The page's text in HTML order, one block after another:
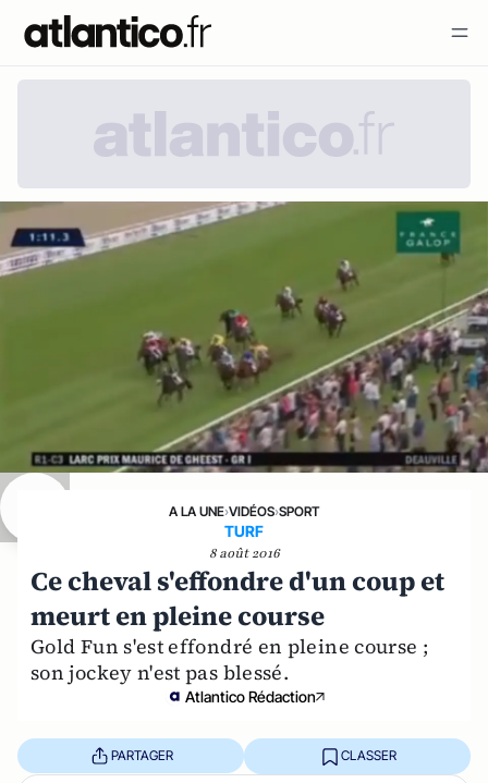
A LA UNE›VIDÉOS›SPORT
TURF
8 août 2016
Ce cheval s'effondre d'un coup et
meurt en pleine course
Gold Fun s'est effondré en pleine course ;
son jockey n'est pas blessé.
Atlantico Rédaction
PARTAGER CLASSER